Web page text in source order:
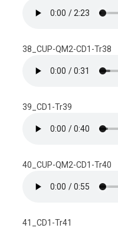
38_CUP-QM2-CD1-Tr38
39_CD1-Tr39
40_CUP-QM2-CD1-Tr40
41_CD1-Tr41